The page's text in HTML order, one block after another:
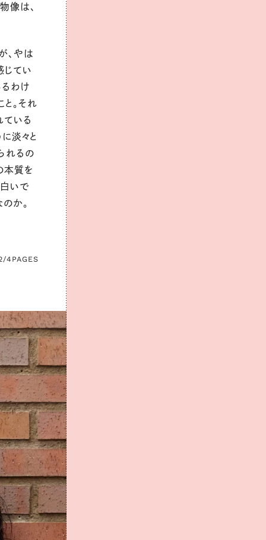
像は、
、やは
じてい
るわけ
と。それ
ている
淡々と
れるの
本質を
いで
か。
4 PAGES